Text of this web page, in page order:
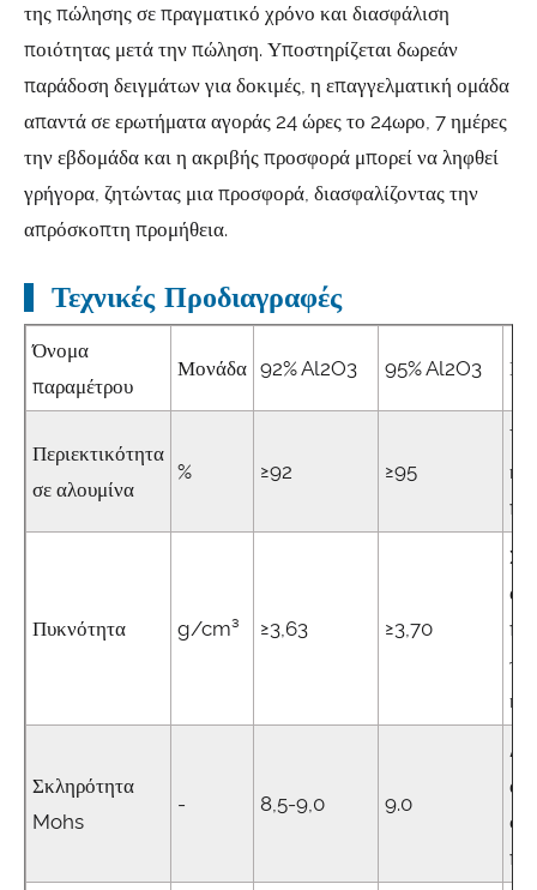
της πώλησης σε πραγματικό χρόνο και διασφάλιση
ποιότητας μετά την πώληση. Υποστηρίζεται δωρεάν
παράδοση δειγμάτων για δοκιμές, η επαγγελματική ομάδα
απαντά σε ερωτήματα αγοράς 24 ώρες το 24ωρο, 7 ημέρες
την εβδομάδα και η ακριβής προσφορά μπορεί να ληφθεί
γρήγορα, ζητώντας μια προσφορά, διασφαλίζοντας την
απρόσκοπτη προμήθεια.
Τεχνικές Προδιαγραφές
Όνομα
παραμέτρου
Μονάδα 92% Al2O3 95% Al2O3
Περιεκτικότητα
σε αλουμίνα
% ≥92 ≥95
Πυκνότητα g/cm³ ≥3,63 ≥3,70
του
Σκληρότητα
Mohs
- 8,5-9,0 9.0